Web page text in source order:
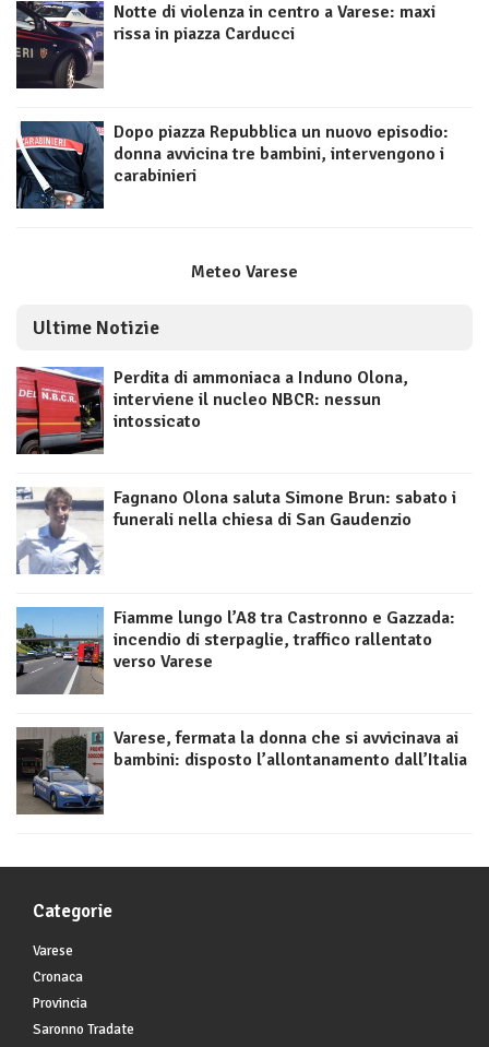
Notte di violenza in centro a Varese: maxi
rissa in piazza Carducci
Dopo piazza Repubblica un nuovo episodio:
donna avvicina tre bambini, intervengono i
carabinieri
Meteo Varese
Ultime Notizie
Perdita di ammoniaca a Induno Olona,
interviene il nucleo NBCR: nessun
intossicato
Fagnano Olona saluta Simone Brun: sabato i
funerali nella chiesa di San Gaudenzio
Fiamme lungo l’A8 tra Castronno e Gazzada:
incendio di sterpaglie, traffico rallentato
verso Varese
Varese, fermata la donna che si avvicinava ai
bambini: disposto l’allontanamento dall’Italia
Categorie
Varese
Cronaca
Provincia
Saronno Tradate